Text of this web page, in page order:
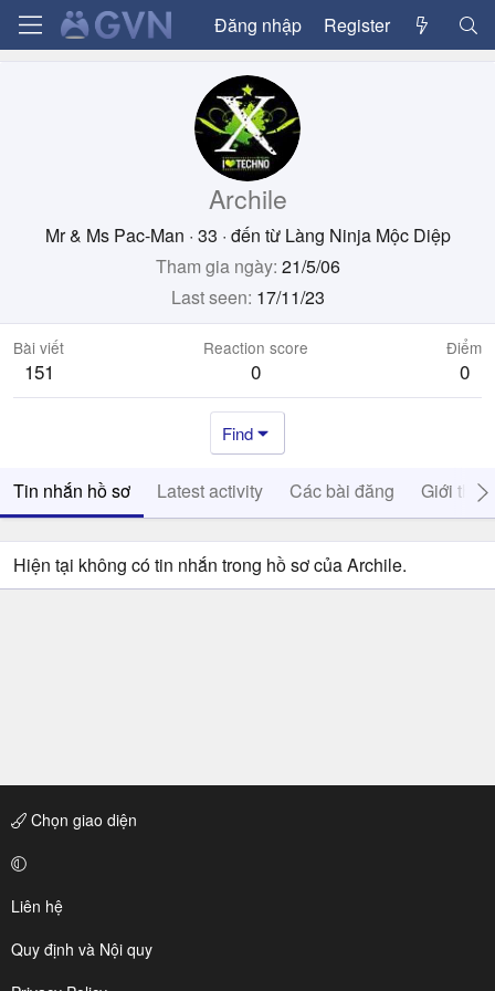
Đăng nhập Register
Archile
Mr & Ms Pac-Man · 33 · đến từ Làng Ninja Mộc Diệp
Tham gia ngày 21/5/06
Last seen 17/11/23
Bài viết
151
Reaction score
0
Điểm
0
Find
Tin nhắn hồ sơ Latest activity Các bài đăng Giới thiệu
Hiện tại không có tin nhắn trong hồ sơ của Archile.
Chọn giao diện
Liên hệ
Quy định và Nội quy